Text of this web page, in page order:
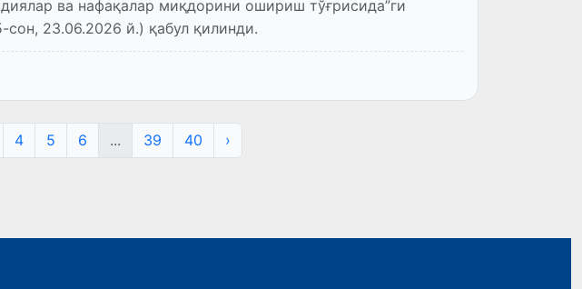
ва нафақалар миқдорини ошириш тўғрисида”ги
23.06.2026 й.) қабул қилинди.
4 5 6 ... 39 40 ›